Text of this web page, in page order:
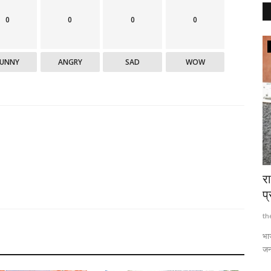
0 0
ANGRY
0
SAD
0
WOW
सुराग,
राम उम्र